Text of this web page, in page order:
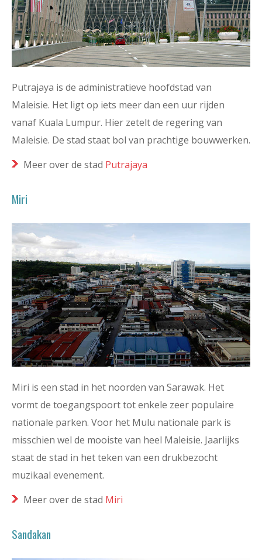
Putrajaya is de administratieve hoofdstad van
Maleisie. Het ligt op iets meer dan een uur rijden
vanaf Kuala Lumpur. Hier zetelt de regering van
Maleisie. De stad staat bol van prachtige bouwwerken.
Meer over de stad Putrajaya
Miri
Miri is een stad in het noorden van Sarawak. Het
vormt de toegangspoort tot enkele zeer populaire
nationale parken. Voor het Mulu nationale park is
misschien wel de mooiste van heel Maleisie. Jaarlijks
staat de stad in het teken van een drukbezocht
muzikaal evenement.
Meer over de stad Miri
Sandakan